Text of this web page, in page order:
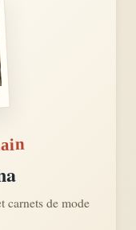
carnets de mode